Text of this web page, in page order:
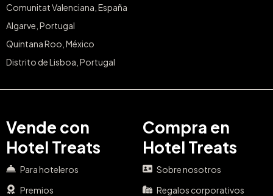
Comunitat Valenciana, España
Algarve, Portugal
Quintana Roo, México
Distrito de Lisboa, Portugal
Vende con
Hotel Treats
Para hoteleros
Premios
Compra en
Hotel Treats
Sobre nosotros
Regalos corporativos